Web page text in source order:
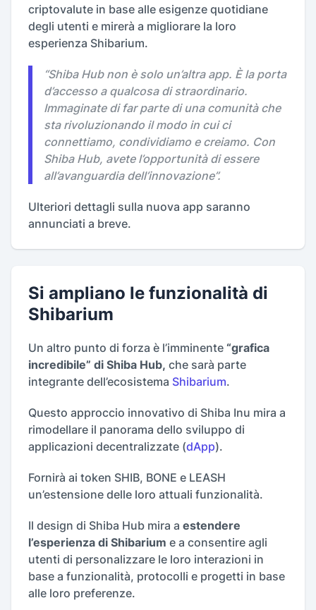
criptovalute in base alle esigenze quotidiane
degli utenti e mirerà a migliorare la loro
esperienza Shibarium.
“Shiba Hub non è solo un’altra app. È la porta
d’accesso a qualcosa di straordinario.
Immaginate di far parte di una comunità che
sta rivoluzionando il modo in cui ci
connettiamo, condividiamo e creiamo. Con
Shiba Hub, avete l’opportunità di essere
all’avanguardia dell’innovazione”.
Ulteriori dettagli sulla nuova app saranno
annunciati a breve.
Si ampliano le funzionalità di
Shibarium
Un altro punto di forza è l’imminente “grafica
incredibile” di Shiba Hub, che sarà parte
integrante dell’ecosistema Shibarium.
Questo approccio innovativo di Shiba Inu mira a
rimodellare il panorama dello sviluppo di
applicazioni decentralizzate (dApp).
Fornirà ai token SHIB, BONE e LEASH
un’estensione delle loro attuali funzionalità.
Il design di Shiba Hub mira a estendere
l’esperienza di Shibarium e a consentire agli
utenti di personalizzare le loro interazioni in
base a funzionalità, protocolli e progetti in base
alle loro preferenze.